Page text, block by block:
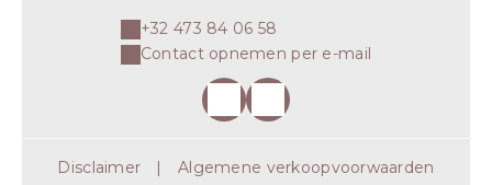
+32 473 84 06 58
Contact opnemen per e-mail
Disclaimer | Algemene verkoopvoorwaarden